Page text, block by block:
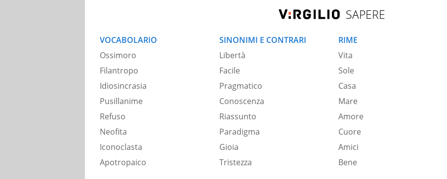
SAPERE
VOCABOLARIO
Ossimoro
Filantropo
Idiosincrasia
Pusillanime
Refuso
Neofita
Iconoclasta
Apotropaico
SINONIMI E CONTRARI
Libertà
Facile
Pragmatico
Conoscenza
Riassunto
Paradigma
Gioia
Tristezza
RIME
Vita
Sole
Casa
Mare
Amore
Cuore
Amici
Bene